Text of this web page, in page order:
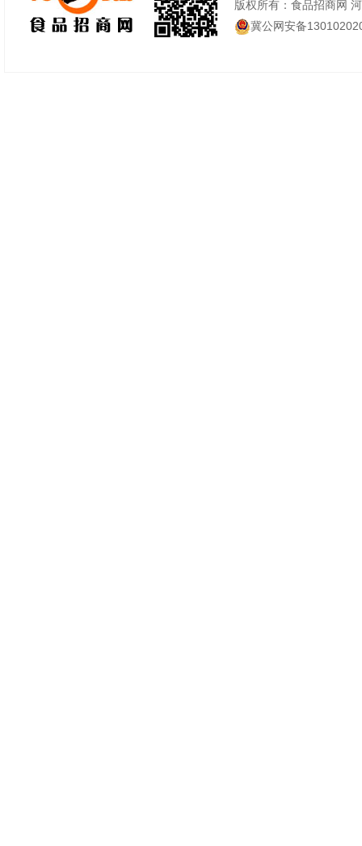
版权所有：食品招商网
冀公网安备